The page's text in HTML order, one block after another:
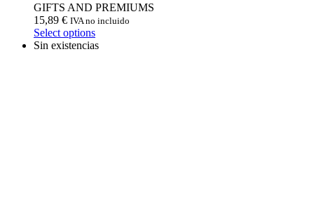
GIFTS AND PREMIUMS
15,89 € IVA no incluido
Select options
Sin existencias